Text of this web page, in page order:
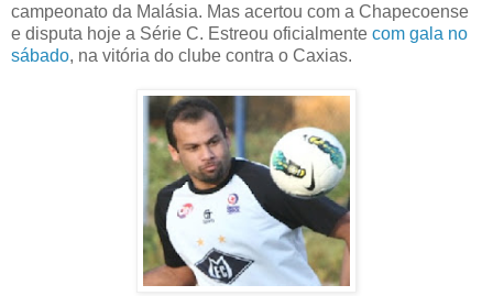
campeonato da Malásia. Mas acertou com a Chapecoense
e disputa hoje a Série C. Estreou oficialmente com gala no
sábado, na vitória do clube contra o Caxias.